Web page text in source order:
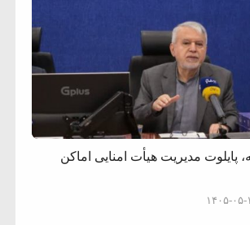
پایلوت مدیریت هیأت امنایی اماکن
۰۵-۱۳